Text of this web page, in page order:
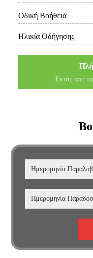
Οδική Βοήθεια
Ηλικία Οδήγησης
Εκτός από